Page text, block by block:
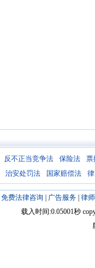
反不正当竞争法 保险法
票
治安处罚法 国家赔偿法
免费法律咨询 广告服务| 律
载入时间:0.05001秒